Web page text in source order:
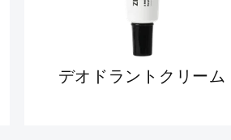
デオドラントクリーム